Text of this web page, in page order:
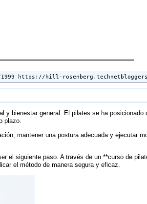
https://hill-
bienestar general. El pilates se ha
plazo.
mantener una postura adecuada y
siguiente paso. A través de un **curso de
el método de manera segura y eficaz.